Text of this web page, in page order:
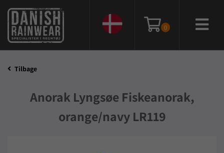
0
Tilbage
Anorak Lyngsøe Fiskeanorak,
orange/navy LR119